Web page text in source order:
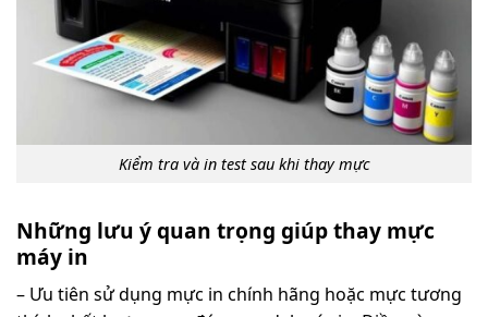
Kiểm tra và in test sau khi thay mực
Những lưu ý quan trọng giúp thay mực
máy in
– Ưu tiên sử dụng mực in chính hãng hoặc mực tương